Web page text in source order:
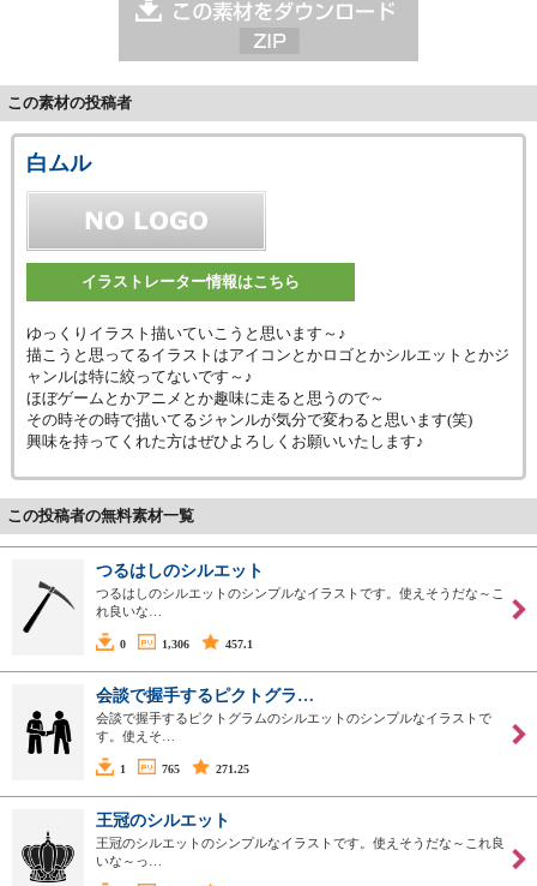
この素材の投稿者
白ムル
イラストレーター情報はこちら
ゆっくりイラスト描いていこうと思います～♪
描こうと思ってるイラストはアイコンとかロゴとかシルエットとかジ
ャンルは特に絞ってないです～♪
ほぼゲームとかアニメとか趣味に走ると思うので～
その時その時で描いてるジャンルが気分で変わると思います(笑)
興味を持ってくれた方はぜひよろしくお願いいたします♪
この投稿者の無料素材一覧
つるはしのシルエット
つるはしのシルエットのシンプルなイラストです。使えそうだな～こ
れ良いな…
0 1,306 457.1
会談で握手するピクトグラ…
会談で握手するピクトグラムのシルエットのシンプルなイラストで
す。使えそ…
1 765 271.25
王冠のシルエット
王冠のシルエットのシンプルなイラストです。使えそうだな～これ良
いな～っ…